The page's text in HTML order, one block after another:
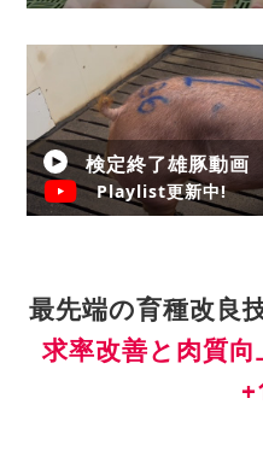
検定終了雄豚動画
Playlist更新中!
最先端の育種改良
求率改善と肉質向